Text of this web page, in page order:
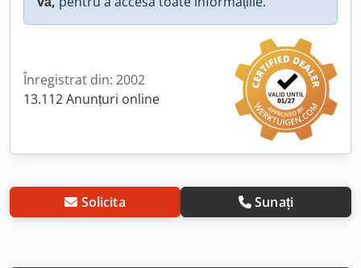
Înregistrat din: 2002
13.112 Anunțuri online
Solicita Sunați